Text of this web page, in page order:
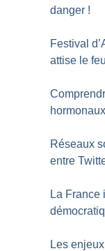
danger !
Festival
attise le
Réseaux
entre
La France
Les